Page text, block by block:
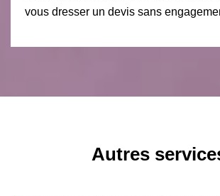
vous dresser un devis sans
Autres